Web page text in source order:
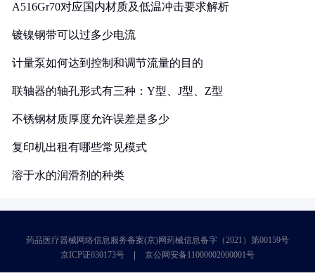
A516Gr70对应国内材质及低温冲击要求解析
镀镍钢带可以过多少电流
计量泵如何达到控制和调节流量的目的
联轴器的轴孔形式有三种：Y型、J型、Z型
不锈钢材质厚度允许误差是多少
复印机出租有哪些常见模式
溶于水的润滑剂的种类
药品医疗器械网络信息服务备案(京)网药械信息备字（2021）第00159号
京ICP证030173号
京公网安备11000002000001号